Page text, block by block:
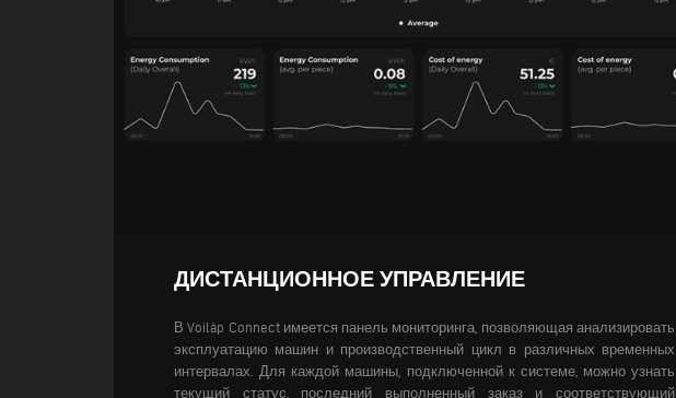
ДИСТАНЦИОННОЕ УПРАВЛЕНИЕ
В Voilàp Connect имеется панель мониторинга, позволяющая анализировать
эксплуатацию машин и производственный цикл в различных временных
интервалах. Для каждой машины, подключенной к системе, можно узнать
текущий статус, последний выполненный заказ и соответствующий